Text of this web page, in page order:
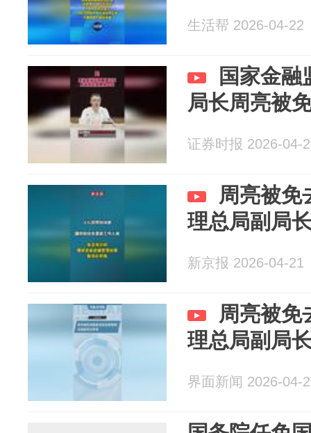
生活帮 2026-04-22
国家金融
局长周亮被
证券时报 2026-04-
周亮被免
理总局副局
新京报 2026-04-21
周亮被免
理总局副局
界面新闻 2026-04-